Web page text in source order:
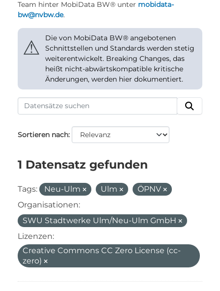
Team hinter MobiData BW® unter mobidata-
bw@nvbw.de.
⚠
Die von MobiData BW® angebotenen
Schnittstellen und Standards werden stetig
weiterentwickelt. Breaking Changes, das
heißt nicht-abwärtskompatible kritische
Änderungen, werden hier dokumentiert.
Sortieren nach
1 Datensatz gefunden
Tags: Neu-Ulm Ulm
ÖPNV
Organisationen:
SWU Stadtwerke Ulm/Neu-Ulm GmbH
Lizenzen:
Creative Commons CC Zero License (cc-
zero)